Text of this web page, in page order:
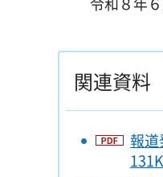
関連資料
報